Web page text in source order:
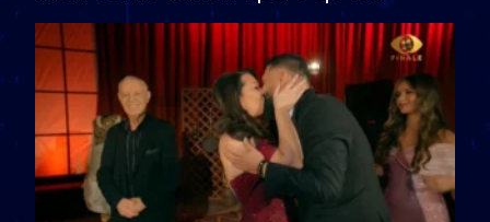
shtëpinë dhe humb mundësinë për
të fituar çmimin e madh